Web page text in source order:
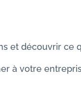
et découvrir ce
à votre